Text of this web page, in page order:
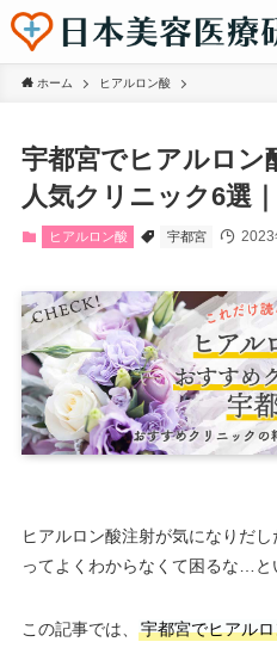
ホーム ヒアルロン酸
宇都宮でヒアルロン
人気クリニック6選
ヒアルロン酸 宇都宮 2023
ヒアルロン酸注射が気になりだ
ってよくわからなくて困るな…と
この記事では、
宇都宮でヒアル